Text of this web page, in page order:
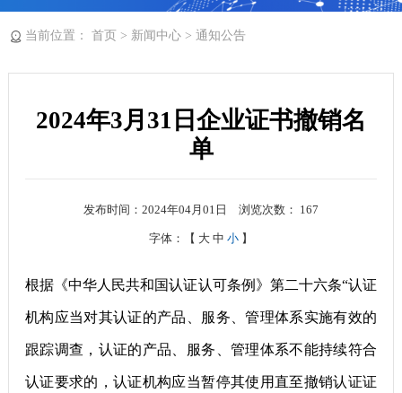
当前位置： 首页> 新闻中心> 通知公告
2024年3月31日企业证书撤销名
单
发布时间：2024年04月01日 浏览次数： 167
字体：【 大 中 小 】
根据《中华人民共和国认证认可条例》第二十六条“认证
机构应当对其认证的产品、服务、管理体系实施有效的
跟踪调查，认证的产品、服务、管理体系不能持续符合
认证要求的，认证机构应当暂停其使用直至撤销认证证